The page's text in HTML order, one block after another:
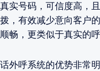
实号码，可信度高，
，有效减少意向客户
畅，更类似于真实的呼
外呼系统的优势非常